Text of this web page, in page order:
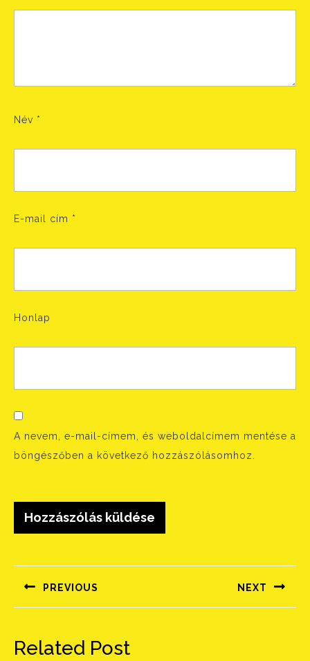
Név *
E-mail cím *
Honlap
A nevem, e-mail-címem, és weboldalcímem mentése a
böngészőben a következő hozzászólásomhoz.
navigáció
PREVIOUS
Előző
NEXT
Következő
Related Post